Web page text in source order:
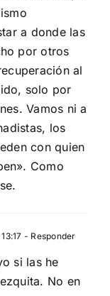
a donde las
por otros
al
solo por
Vamos ni a
los
con quien
Como
- Responder
si las he
No en